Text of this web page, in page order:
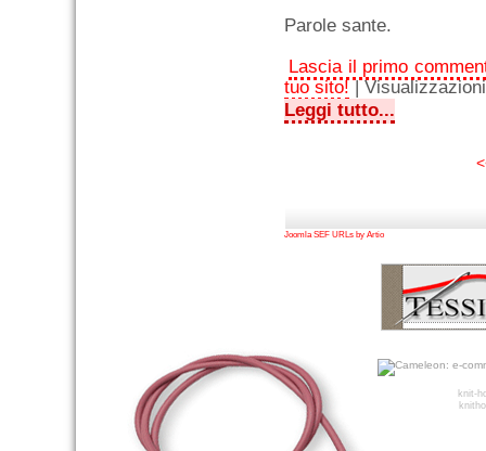
Parole sante.
Lascia il primo
tuo sito!|
Leggi tutto...
Joomla SEF URLs by Artio
knit-